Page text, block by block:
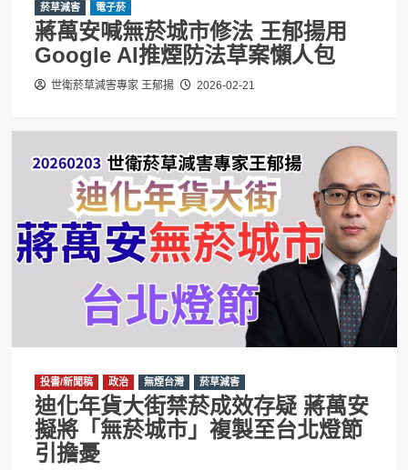
菸草減害
電子菸
蔣萬安喊無菸城市修法 王郁揚用
Google AI推煙防法草案懶人包
世衛菸草減害專家 王郁揚 2026-02-21
投書/新聞稿 政治 無煙台灣 菸草減害
迪化年貨大街禁菸成效存疑 蔣萬安
擬將「無菸城市」複製至台北燈節
引擔憂